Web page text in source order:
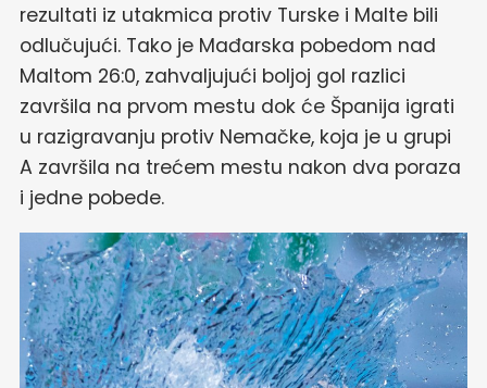
rezultati iz utakmica protiv Turske i Malte bili
odlučujući. Tako je Mađarska pobedom nad
Maltom 26:0, zahvaljujući boljoj gol razlici
završila na prvom mestu dok će Španija igrati
u razigravanju protiv Nemačke, koja je u grupi
A završila na trećem mestu nakon dva poraza
i jedne pobede.